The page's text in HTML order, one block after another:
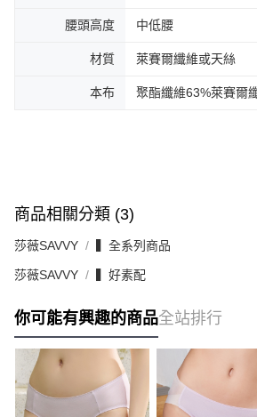
腰頭高度 中低腰
材質 萊賽爾纖維或天絲
本布 聚酯纖維63%萊賽爾
商品相關分類 (3)
莎薇SAVVY ▍全系列商品
莎薇SAVVY ▍好素配
你可能有興趣的商品全站排行